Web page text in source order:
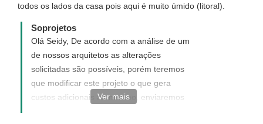
todos os lados da casa pois aqui é muito úmido (litoral).
Soprojetos
Olá Seidy, De acordo com a análise de um
de nossos arquitetos as alterações
solicitadas são possíveis, porém teremos
que modificar este projeto o que gera
custos adicionais ao mesmo, enviaremos
Ver mais